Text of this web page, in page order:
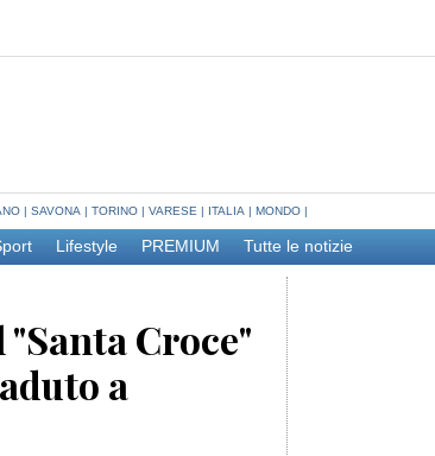
| SAVONA | TORINO | VARESE | ITALIA | MONDO |
Lifestyle PREMIUM Tutte le notizie
Croce"
a